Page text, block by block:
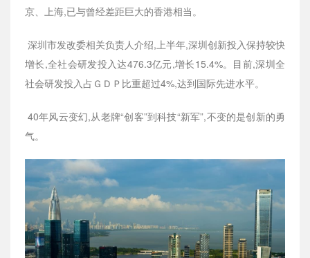
京、上海,已与曾经差距巨大的香港相当。
深圳市发改委相关负责人介绍,上半年,深圳创新投入保持较快
增长,全社会研发投入达476.3亿元,增长15.4%。目前,深圳全
社会研发投入占ＧＤＰ比重超过4%,达到国际先进水平。
40年风云变幻,从老牌“创客”到科技“新军”,不变的是创新的勇
气。